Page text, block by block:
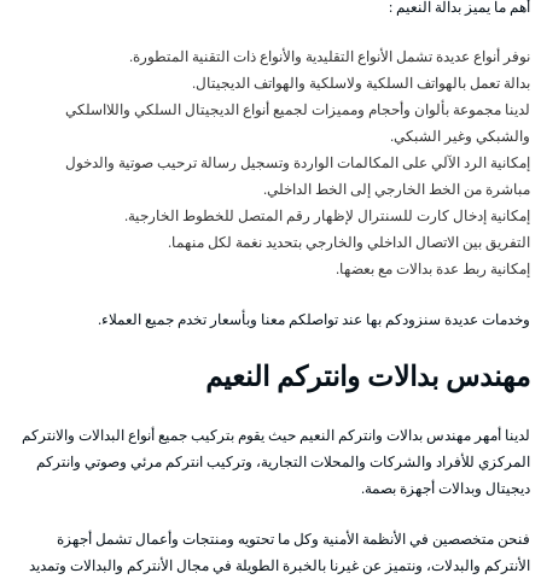
أهم ما يميز بدالة النعيم :
نوفر أنواع عديدة تشمل الأنواع التقليدية والأنواع ذات التقنية المتطورة.
بدالة تعمل بالهواتف السلكية ولاسلكية والهواتف الديجيتال.
لدينا مجموعة بألوان وأحجام ومميزات لجميع أنواع الديجيتال السلكي واللااسلكي
والشبكي وغير الشبكي.
إمكانية الرد الآلي على المكالمات الواردة وتسجيل رسالة ترحيب صوتية والدخول
مباشرة من الخط الخارجي إلى الخط الداخلي.
إمكانية إدخال كارت للسنترال لإظهار رقم المتصل للخطوط الخارجية.
التفريق بين الاتصال الداخلي والخارجي بتحديد نغمة لكل منهما.
إمكانية ربط عدة بدالات مع بعضها.
وخدمات عديدة سنزودكم بها عند تواصلكم معنا وبأسعار تخدم جميع العملاء.
مهندس بدالات وانتركم النعيم
لدينا أمهر مهندس بدالات وانتركم النعيم حيث يقوم بتركيب جميع أنواع البدالات والانتركم
المركزي للأفراد والشركات والمحلات التجارية، وتركيب انتركم مرئي وصوتي وانتركم
ديجيتال وبدالات أجهزة بصمة.
فنحن متخصصين في الأنظمة الأمنية وكل ما تحتويه ومنتجات وأعمال تشمل أجهزة
الأنتركم والبدلات، ونتميز عن غيرنا بالخبرة الطويلة في مجال الأنتركم والبدالات وتمديد